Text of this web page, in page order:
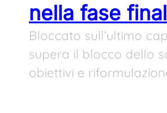
nella fase
Bloccato sull’ultimo
supera il blocco dello
obiettivi e